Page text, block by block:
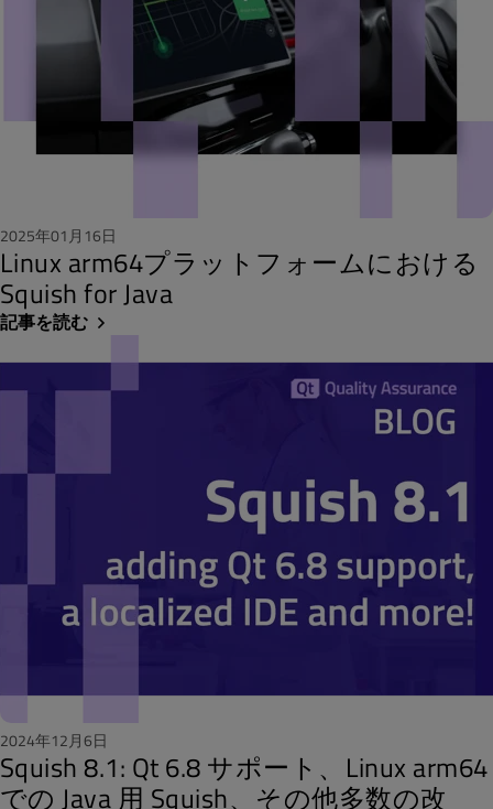
2025年01月16日
Linux arm64プラットフォームにおける
Squish for Java
記事を読む
2024年12月6日
Squish 8.1: Qt 6.8 サポート、Linux arm64
での Java 用 Squish、その他多数の改